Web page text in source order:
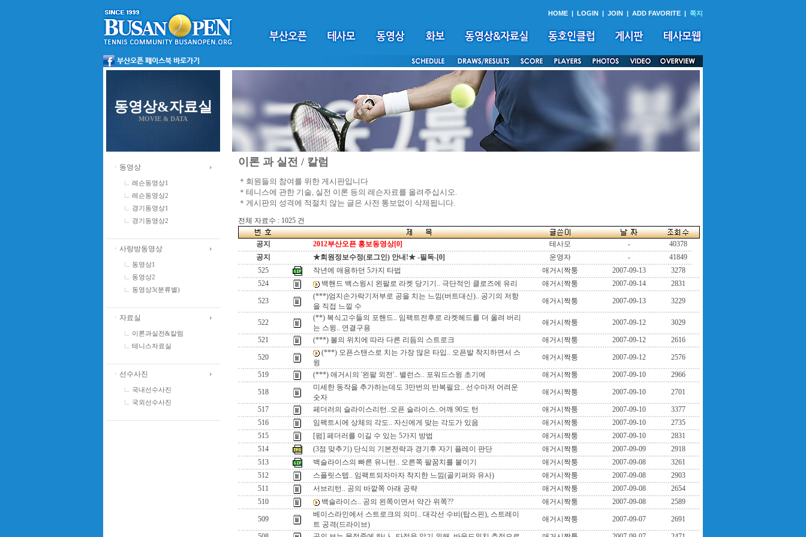
HOME | LOGIN | JOIN | ADD FAVORITE | 쪽지
동영상&자료실
MOVIE & DATA
ㆍ동영상
레슨동영상1
레슨동영상2
경기동영상1
경기동영상2
ㆍ사랑방동영상
동영상1
동영상2
동영상3(분류별)
ㆍ자료실
이론과실전&칼럼
테니스자료실
ㆍ선수사진
국내선수사진
국외선수사진
이론 과 실전 / 칼럼
＊회원들의 참여를 위한 게시판입니다
＊테니스에 관한 기술, 실전 이론 등의 레슨자료를 올려주십시오.
＊게시판의 성격에 적절치 않는 글은 사전 통보없이 삭제됩니다.
전체 자료수 : 1025 건
공지 2012부산오픈 홍보동영상[0] 테사모 -
40378
공지
★회원정보수정(로그인) 안내!★ -필독-[0] 운영자 -
41849
525
작년에 애용하던 5가지 타법 애거시짝퉁 2007-09-13
3278
524
백핸드 백스윙시 왼팔로 라켓 당기기.. 극단적인 클로즈에 유리 애거시짝퉁 2007-09-14 2831
523
(***)엄지손가락기저부로 공을 치는 느낌(버트대신).. 공기의 저항
을 직접 느낄 수
애거시짝퉁 2007-09-13 3229
522
(**) 복식고수들의 포핸드.. 임팩트전후로 라켓헤드를 더 올려 버리
는 스윙.. 연결구용
애거시짝퉁 2007-09-12 3029
521 (***) 볼의 위치에 따라 다른 리듬의 스트로크 애거시짝퉁 2007-09-12 2616
520
(***) 오픈스탠스로 치는 가장 많은 타입.. 오픈발 착지하면서 스
윙
애거시짝퉁 2007-09-12 2576
519 (***) 애거시의 '왼팔 외전'.. 밸런스.. 포워드스윙 초기에 애거시짝퉁 2007-09-10 2966
518
미세한 동작을 추가하는데도 3만번의 반복필요.. 선수마저 어려운
숫자
애거시짝퉁 2007-09-10 2701
517 페더러의 슬라이스리턴..오픈 슬라이스..어깨 90도 턴 애거시짝퉁 2007-09-10
3377
516
임팩트시에 상체의 각도.. 자신에게 맞는 각도가 있음 애거시짝퉁 2007-09-10
2735
515
[펌] 페더러를 이길 수 있는 5가지 방법 애거시짝퉁 2007-09-10
2831
514
(3점 맞추기) 단식의 기본전략과 경기후 자기 플레이 판단 애거시짝퉁 2007-09-09
2918
513
백슬라이스의 빠른 유니턴.. 오른쪽 팔꿈치를 붙이기 애거시짝퉁 2007-09-08
3261
512
스플릿스텝.. 임팩트되자마자 착지한 느낌(골키퍼와 유사) 애거시짝퉁 2007-09-08
2903
511
서브리턴.. 공의 바깥쪽 아래 공략 애거시짝퉁 2007-09-08
2654
510
백슬라이스.. 공의 왼쪽이면서 약간 위쪽?? 애거시짝퉁 2007-09-08 2589
509
베이스라인에서 스트로크의 의미.. 대각선 수비(탑스핀), 스트레이
트 공격(드라이브)
애거시짝퉁 2007-09-07 2691